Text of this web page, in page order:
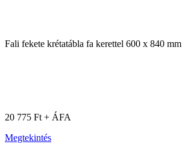
Fali fekete krétatábla fa kerettel 600 x 840 mm
20 775 Ft + ÁFA
Megtekintés